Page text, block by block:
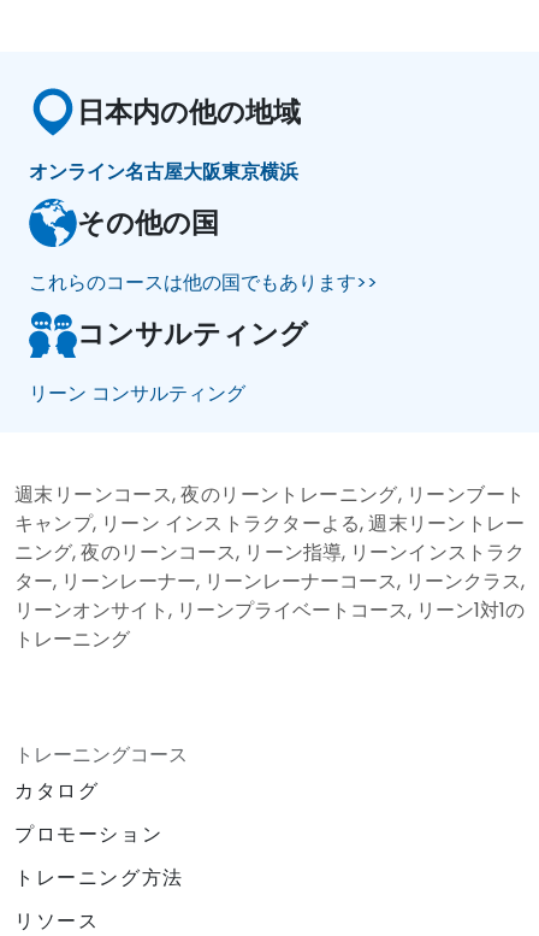
日本内の他の地域
オンライン名古屋大阪東京横浜
その他の国
これらのコースは他の国でもあります>>
コンサルティング
リーン コンサルティング
週末リーンコース, 夜のリーントレーニング, リーンブート
キャンプ, リーン インストラクターよる, 週末リーントレー
ニング, 夜のリーンコース, リーン指導, リーンインストラク
ター, リーンレーナー, リーンレーナーコース, リーンクラス,
リーンオンサイト, リーンプライベートコース, リーン1対1の
トレーニング
トレーニングコース
カタログ
プロモーション
トレーニング方法
リソース